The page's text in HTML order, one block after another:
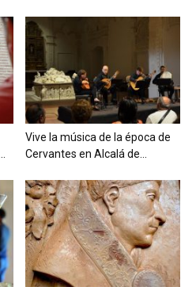
Vive la música de la época de
Cervantes en Alcalá de...